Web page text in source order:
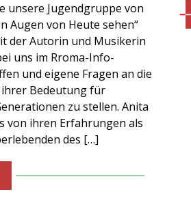
unsere Jugendgruppe von
Augen von Heute sehen“
der Autorin und Musikerin
uns im Rroma-Info-
und eigene Fragen an die
ihrer Bedeutung für
zu stellen. Anita
von ihren Erfahrungen als
des […]